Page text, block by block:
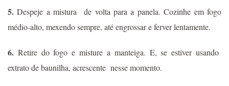
5. Despeje a mistura de volta para a panela. Cozinhe em fogo
médio-alto, mexendo sempre, até engrossar e ferver lentamente.
6. Retire do fogo e misture a manteiga. E, se estiver usando
extrato de baunilha, acrescente nesse momento.